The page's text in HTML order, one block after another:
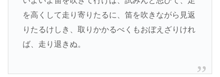
を高くして走り寄りたるに、笛を吹きながら見返
りたるけしき、取りかかるべくもおぼえざりけれ
ば、走り退きぬ。